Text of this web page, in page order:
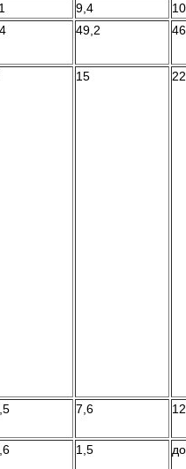
9,4
49,2 46
15
7,6
1,5